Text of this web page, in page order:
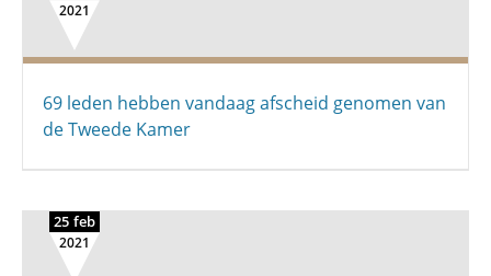
2021
69 leden hebben vandaag afscheid genomen van
de Tweede Kamer
25 feb
2021